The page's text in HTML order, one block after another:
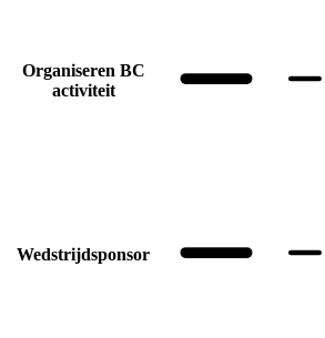
Organiseren BC
activiteit
Wedstrijdsponsor